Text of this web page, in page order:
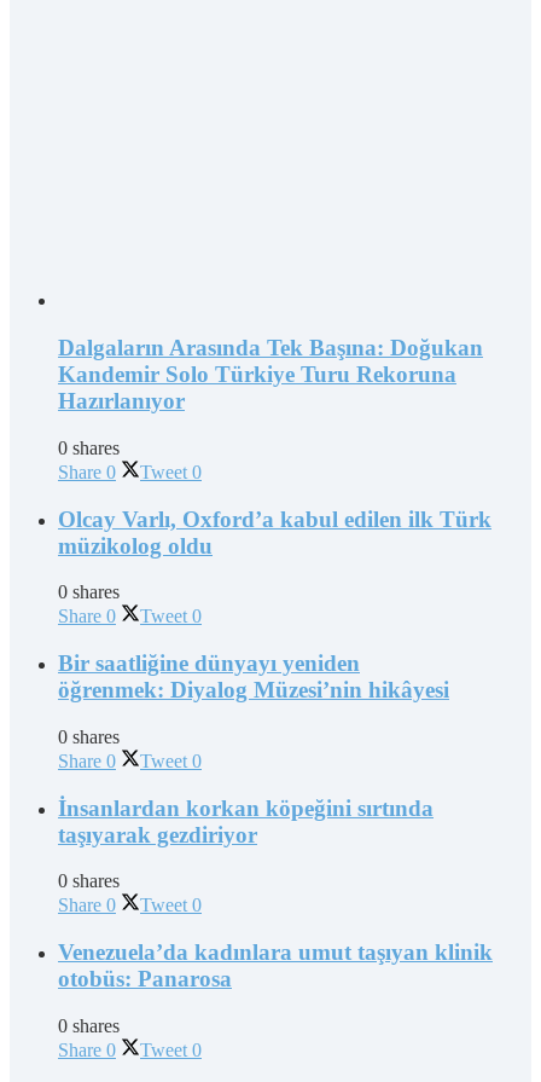
Dalgaların Arasında Tek Başına: Doğukan
Kandemir Solo Türkiye Turu Rekoruna
Hazırlanıyor
0 shares
Share 0 Tweet 0
Olcay Varlı, Oxford’a kabul edilen ilk Türk
müzikolog oldu
0 shares
Share 0 Tweet 0
Bir saatliğine dünyayı yeniden
öğrenmek: Diyalog Müzesi’nin hikâyesi
0 shares
Share 0 Tweet 0
İnsanlardan korkan köpeğini sırtında
taşıyarak gezdiriyor
0 shares
Share 0 Tweet 0
Venezuela’da kadınlara umut taşıyan klinik
otobüs: Panarosa
0 shares
Share 0 Tweet 0